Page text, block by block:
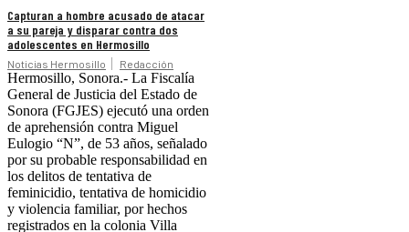
Capturan a hombre acusado de atacar
a su pareja y disparar contra dos
adolescentes en Hermosillo
Noticias Hermosillo Redacción
Hermosillo, Sonora.- La Fiscalía
General de Justicia del Estado de
Sonora (FGJES) ejecutó una orden
de aprehensión contra Miguel
Eulogio “N”, de 53 años, señalado
por su probable responsabilidad en
los delitos de tentativa de
feminicidio, tentativa de homicidio
y violencia familiar, por hechos
registrados en la colonia Villa